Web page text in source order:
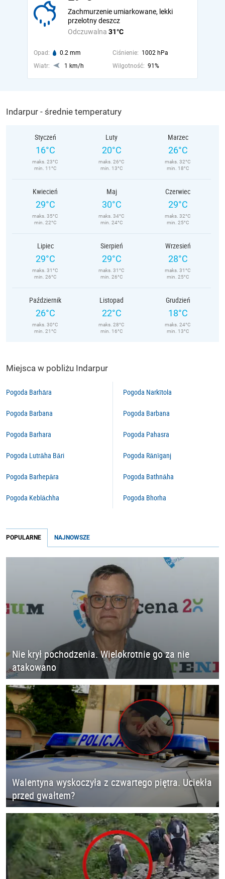
Odczuwalna 31°C
Zachmurzenie umiarkowane, lekki
przelotny deszcz
Opad: 0.2 mm Ciśnienie: 1002 hPa
Wiatr:
1 km/h Wilgotność: 91%
Indarpur - średnie temperatury
Styczeń
16°C
maks. 23°C
min. 11°C
Luty
20°C
maks. 26°C
min. 13°C
Marzec
26°C
maks. 32°C
min. 18°C
Kwiecień
29°C
maks. 35°C
min. 22°C
Maj
30°C
maks. 34°C
min. 24°C
Czerwiec
29°C
maks. 32°C
min. 25°C
Lipiec
29°C
maks. 31°C
min. 26°C
Sierpień
29°C
maks. 31°C
min. 26°C
Wrzesień
28°C
maks. 31°C
min. 25°C
Październik
26°C
maks. 30°C
min. 21°C
Listopad
22°C
maks. 28°C
min. 16°C
Grudzień
18°C
maks. 24°C
min. 13°C
Miejsca w pobliżu Indarpur
Pogoda Barhāra
Pogoda Barbana
Pogoda Barhara
Pogoda Lutrāha Bāri
Pogoda Barhepāra
Pogoda Keblāchha
Pogoda Narkītola
Pogoda Barbana
Pogoda Pahasra
Pogoda Rānīganj
Pogoda Bathnāha
Pogoda Bhorha
POPULARNE NAJNOWSZE
Nie krył pochodzenia. Wielokrotnie go za nie
atakowano
Walentyna wyskoczyła z czwartego piętra. Uciekła
przed gwałtem?